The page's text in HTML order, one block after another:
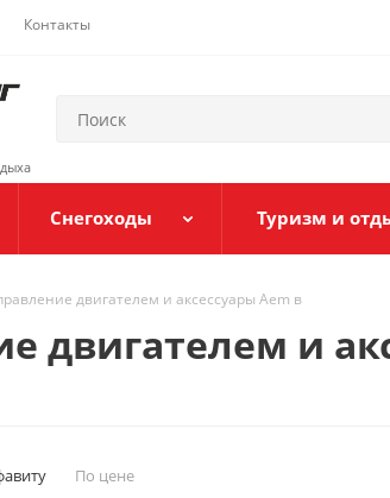
Контакты
Снегоходы Туризм и
двигателем и аксессуары Aem в
двигателем и
По цене